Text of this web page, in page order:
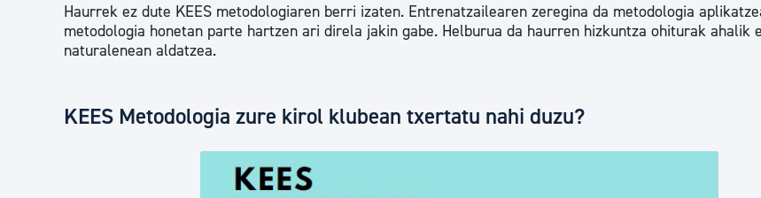
Haurrek ez dute KEES metodologiaren berri izaten. Entrenatzailearen zeregina da metodologia
metodologia honetan parte hartzen ari direla jakin gabe. Helburua da haurren hizkuntza ohiturak ahalik
naturalenean aldatzea.
KEES Metodologia zure kirol klubean txertatu nahi duzu?